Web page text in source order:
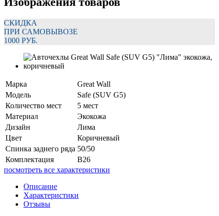
СКИДКА
ПРИ САМОВЫВОЗЕ
1000 РУБ.
Марка
Great Wall
Модель
Safe (SUV G5)
Количество мест
5 мест
Материал
Экокожа
Дизайн
Лима
Цвет
Коричневый
Спинка заднего ряда 50/50
Комплектация
В26
посмотреть все характеристики
Описание
Характеристики
Отзывы